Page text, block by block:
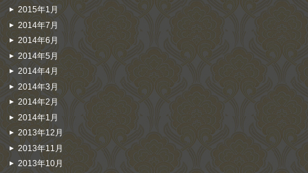
2015年1月
2014年7月
2014年6月
2014年5月
2014年4月
2014年3月
2014年2月
2014年1月
2013年12月
2013年11月
2013年10月